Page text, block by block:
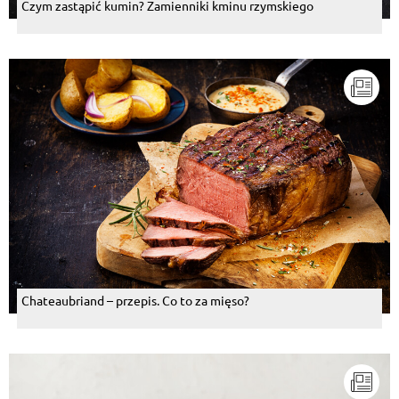
Odpowiedz
Ewelina Pic, 12.09.2016
Pychotka
Odpowiedz
Kamila Majkowska, 10.09.2016
zawsze brokuły dodaje.i jest pyszna ☺
Odpowiedz
Kucharz.TV, 09.09.2016
Ciekawa wizja, lubimy takie eksperymenty,
spróbujemy.
Odpowiedz
Odpowiedz
Czym zastąpić kumin? Zamienniki kminu rzymskiego
Chateaubriand – przepis. Co to za mięso?